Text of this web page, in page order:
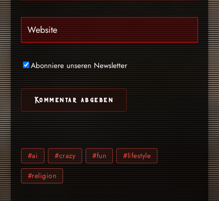
Abonniere unseren Newsletter
#ai #crazy #fun #lifestyle
#religion